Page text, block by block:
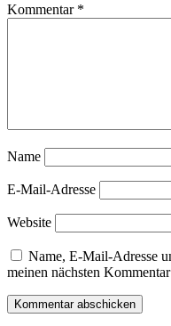
Kommentar *
Name
E-Mail-Adresse
Website
Name, E-Mail-Adresse
meinen nächsten